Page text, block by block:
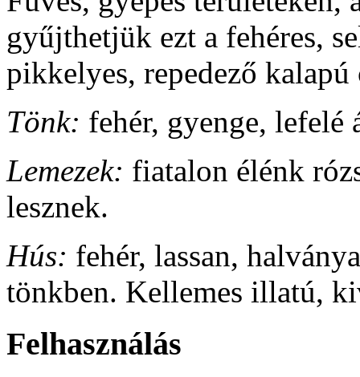
gyűjthetjük ezt a fehéres,
pikkelyes, repedező kalapú
Tönk: fehér, gyenge,
Lemezek: fiatalon élénk
lesznek.
Hús: fehér, lassan,
tönkben. Kellemes illatú,
Felhasználás